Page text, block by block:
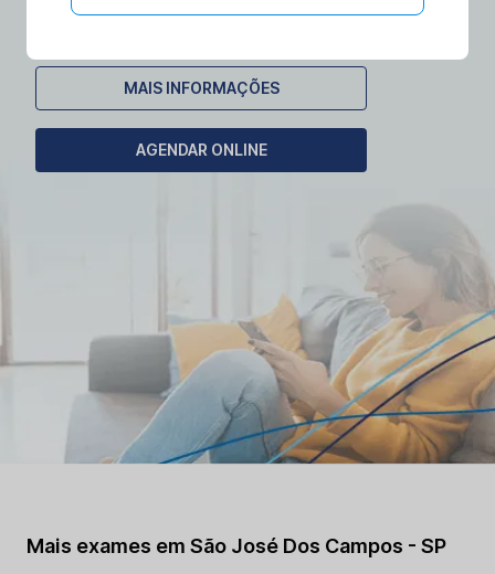
MAIS INFORMAÇÕES
AGENDAR ONLINE
Mais exames em São José Dos Campos - SP